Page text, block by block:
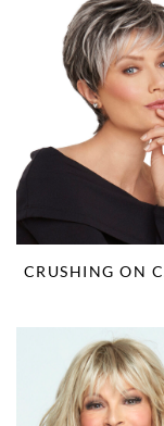
CRUSHING ON